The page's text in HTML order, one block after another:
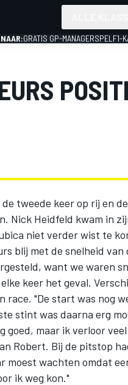
GRATIS GP-MANAGERSPEL F1-
tweede keer op rij en
Nick Heidfeld kwam in
niet verder wist te
blij met de snelheid van
want we waren
keer het geval.
race. "De start was nog
stint was daarna erg
goed, maar ik verloor
Robert. Bij de pitstop
moest wachten omdat
ik weg kon."